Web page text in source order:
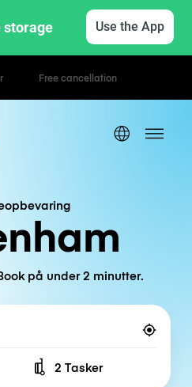
storage Use the App
Daily Rates
på under 2 minutter.
Number of bags
2 Tasker